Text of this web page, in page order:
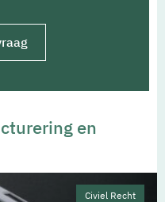
en
Civiel Recht